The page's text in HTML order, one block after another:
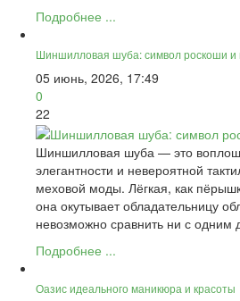
Подробнее ...
Шиншилловая шуба: символ роскоши и
05 июнь, 2026, 17:49
0
22
Шиншилловая шуба — это
элегантности и невероятной
меховой моды. Лёгкая, как
она окутывает обладательницу
невозможно сравнить ни с одним
Подробнее ...
Оазис идеального маникюра и красоты